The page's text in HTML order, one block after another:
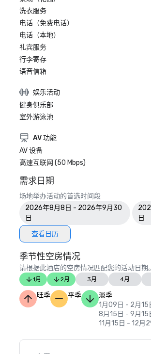
洗衣服务
电话（免费电话）
电话（本地）
礼宾服务
行李寄存
语音信箱
娱乐活动
健身俱乐部
室外游泳池
AV 功能
AV 设备
高速互联网 (50 Mbps)
需求日期
场地举办活动的首选时间段
2026年8月8日 - 2026年9月30
日
日
查看日历
季节性空房情况
请根据此酒店的空房情况匹配您的活动日期
1月 2月 3月 4月
旺季 平季
淡季
1月09日 - 2月15
8月15日 - 9月15
11月15日 - 12月